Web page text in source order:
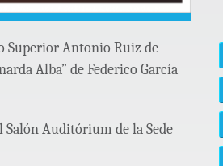
Superior Antonio Ruiz de
Alba” de Federico García
Salón Auditórium de la Sede